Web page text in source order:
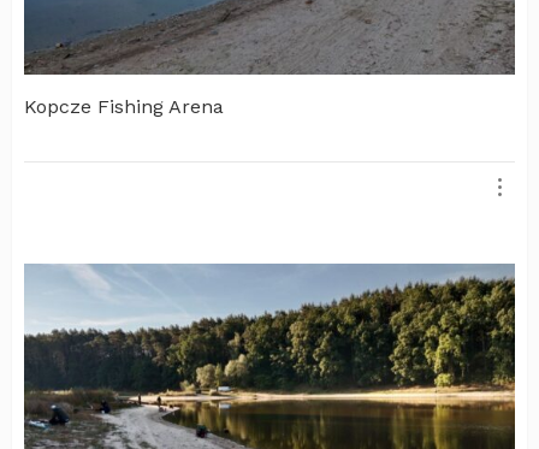
Kopcze Fishing Arena